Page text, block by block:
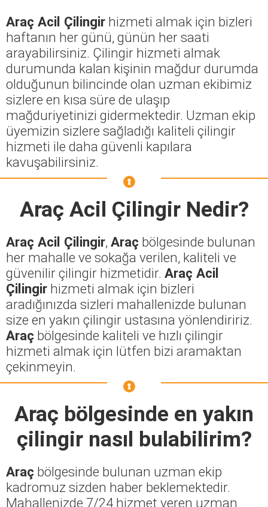
Araç Acil Çilingir hizmeti almak için bizleri
haftanın her günü, günün her saati
arayabilirsiniz. Çilingir hizmeti almak
durumunda kalan kişinin mağdur durumda
olduğunun bilincinde olan uzman ekibimiz
sizlere en kısa süre de ulaşıp
mağduriyetinizi gidermektedir. Uzman ekip
üyemizin sizlere sağladığı kaliteli çilingir
hizmeti ile daha güvenli kapılara
kavuşabilirsiniz.
Araç Acil ÇilingirNedir?
Araç Acil Çilingir, Araç bölgesinde bulunan
her mahalle ve sokağa verilen, kaliteli ve
güvenilir çilingir hizmetidir. Araç Acil
Çilingir hizmeti almak için bizleri
aradığınızda sizleri mahallenizde bulunan
size en yakın çilingir ustasına yönlendiririz.
Araç bölgesinde kaliteli ve hızlı çilingir
hizmeti almak için lütfen bizi aramaktan
çekinmeyin.
Araç bölgesinde en yakın
çilingir nasıl bulabilirim?
Araç bölgesinde bulunan uzman ekip
kadromuz sizden haber beklemektedir.
Mahallenizde 7/24 hizmet veren uzman